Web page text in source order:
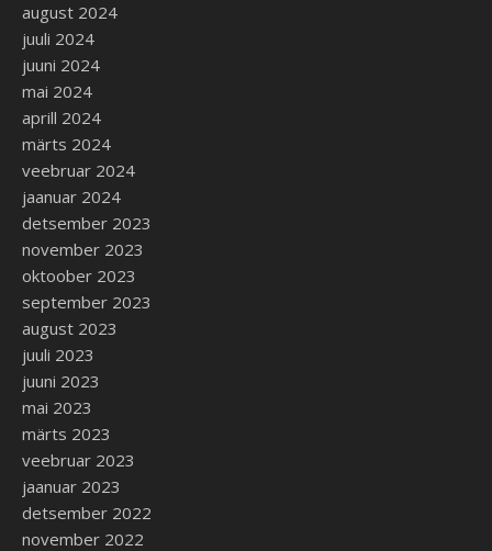
august 2024
juuli 2024
juuni 2024
mai 2024
aprill 2024
märts 2024
veebruar 2024
jaanuar 2024
detsember 2023
november 2023
oktoober 2023
september 2023
august 2023
juuli 2023
juuni 2023
mai 2023
märts 2023
veebruar 2023
jaanuar 2023
detsember 2022
november 2022